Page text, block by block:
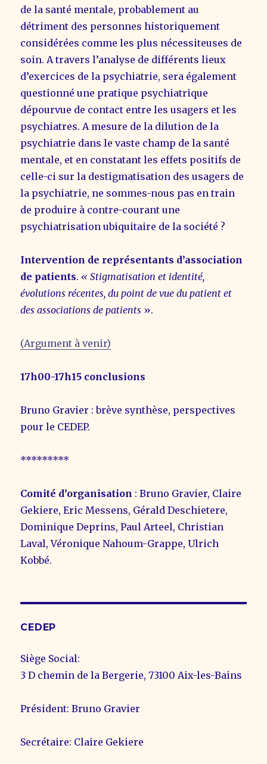
de la santé mentale, probablement au
détriment des personnes historiquement
considérées comme les plus nécessiteuses de
soin. A travers l’analyse de différents lieux
d’exercices de la psychiatrie, sera également
questionné une pratique psychiatrique
dépourvue de contact entre les usagers et les
psychiatres. A mesure de la dilution de la
psychiatrie dans le vaste champ de la santé
mentale, et en constatant les effets positifs de
celle-ci sur la destigmatisation des usagers de
la psychiatrie, ne sommes-nous pas en train
de produire à contre-courant une
psychiatrisation ubiquitaire de la société ?
Intervention de représentants d’association
de patients. « Stigmatisation et identité,
évolutions récentes, du point de vue du patient et
des associations de patients ».
(Argument à venir)
17h00-17h15 conclusions
Bruno Gravier : brève synthèse, perspectives
pour le CEDEP.
*********
Comité d’organisation : Bruno Gravier, Claire
Gekiere, Eric Messens, Gérald Deschietere,
Dominique Deprins, Paul Arteel, Christian
Laval, Véronique Nahoum-Grappe, Ulrich
Kobbé.
CEDEP
Siège Social:
3 D chemin de la Bergerie, 73100 Aix-les-Bains
Président: Bruno Gravier
Secrétaire: Claire Gekiere